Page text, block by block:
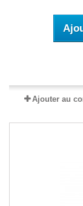
Ajouter au